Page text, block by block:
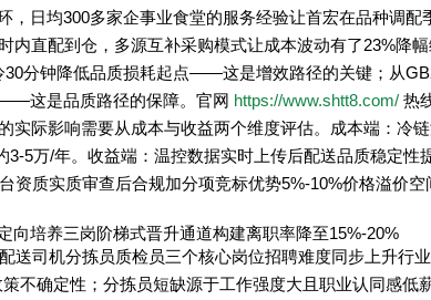
，日均300多家企事业食堂的服务经验让首宏在品种调
内直配到仓，多源互补采购模式让成本波动有了23%
分钟降低品质损耗起点——这是增效路径的关键；从
这是品质路径的保障。官网 https://www.shtt8.com/ 热
实际影响需要从成本与收益两个维度评估。成本端：冷
3-5万/年。收益端：温控数据实时上传后配送品质稳定
资质实质审查后合规加分项竞标优势5%-10%价格溢价
向培养三岗阶梯式晋升通道构建离职率降至15%-20%
送司机分拣员质检员三个核心岗位招聘难度同步上升行
不确定性；分拣员短缺源于工作强度大且职业认同感低